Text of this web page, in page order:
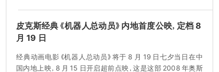
皮克斯经典《机器人总动员》内地首度公映，定档 8
月 19 日
经典动画电影《机器人总动员》将于 8 月 19 日七夕当日在中
国内地上映，8 月 15 日开启超前点映，这是这部 2008 年奥斯